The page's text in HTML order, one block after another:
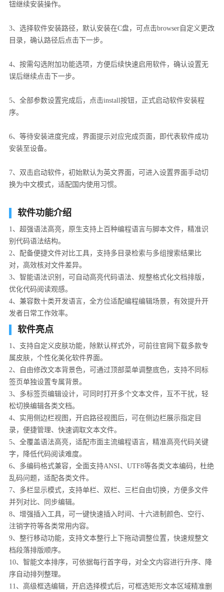
钮继续安装操作。
3、选择软件安装路径，默认安装在C盘，可点击browser自定义更改
目录，确认路径后点击下一步。
4、按需勾选附加功能选项，方便后续快速启用软件，确认设置无
误后继续点击下一步。
5、全部参数设置完成后，点击install按钮，正式启动软件安装程
序。
6、等待安装进度完成，界面提示对应完成页面，即代表软件成功
安装至设备。
7、双击启动软件，初始默认为英文界面，可进入设置界面手动切
换为中文模式，适配国内使用习惯。
软件功能介绍
1、超强语法高亮，原生支持上百种编程语言与脚本文件，精准识
别代码语法结构。
2、配备便捷文件对比工具，支持多目录检索与多组搜索结果比
对，高效核对文件差异。
3、智能语法识别，可自动高亮代码语法、规整格式化文档排版，
优化代码阅读观感。
4、兼容数十类开发语言，全方位适配编程编辑场景，有效提升开
发者日常工作效率。
软件亮点
1、支持自定义皮肤功能，除默认样式外，可前往官网下载多款专
属皮肤，个性化美化软件界面。
2、自由修改文本背景色，可通过顶部菜单调整底色，支持不同标
签页单独设置专属背景。
3、多标签页编辑设计，可同时打开多个文本文件，互不干扰，轻
松切换编辑各类文档。
4、实用侧边栏视图，开启路径视图后，可在侧边栏展示指定目
录，便捷管理、快速调取文本文件。
5、全覆盖语法高亮，适配市面主流编程语言，精准高亮代码关键
字，降低代码阅读难度。
6、多编码格式兼容，全面支持ANSI、UTF8等各类文本编码，杜绝
乱码问题，适配各类文件。
7、多栏显示模式，支持单栏、双栏、三栏自由切换，方便多文件
并列对比、同步编辑。
8、增强插入工具，可一键快速插入时间、十六进制颜色、空行、
注销字符等各类常用内容。
9、整行移动功能，支持文本整行上下拖动调整位置，快速规整文
档段落排版顺序。
10、智能文本排序，可依据每行首字母，对全文内容进行升序、降
序自动排列整理。
11、高级框选编辑，开启选择模式后，可框选矩形文本区域精准删